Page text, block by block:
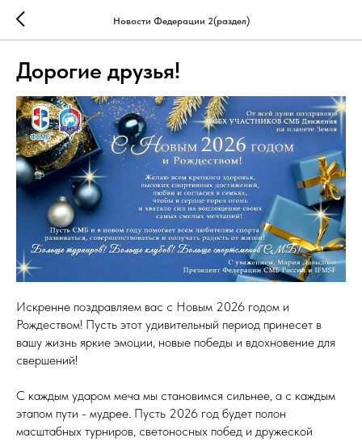
Новости Федерации 2(раздел)
Дорогие друзья!
Искренне поздравляем вас с Новым 2026 годом и
Рождеством! Пусть этот удивительный период принесет в
вашу жизнь яркие эмоции, новые победы и вдохновение для
свершений!
С каждым ударом меча мы становимся сильнее, а с каждым
этапом пути - мудрее. Пусть 2026 год будет полон
масштабных турниров, светоносных побед и дружеской